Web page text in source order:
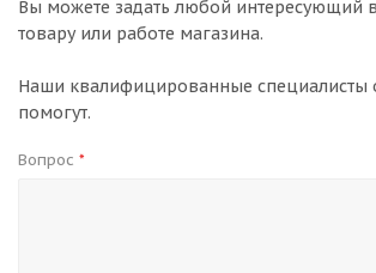
Вы можете задать любой интересующий
товару или работе магазина.
Наши квалифицированные специалисты
помогут.
Вопрос *